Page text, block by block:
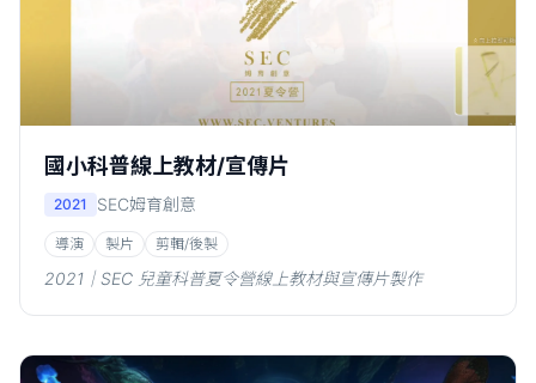
國小科普線上教材/宣傳片
2021 SEC姆育創意
導演 製片 剪輯/後製
2021｜SEC 兒童科普夏令營線上教材與宣傳片製作